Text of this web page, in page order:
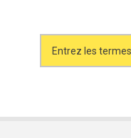
Search